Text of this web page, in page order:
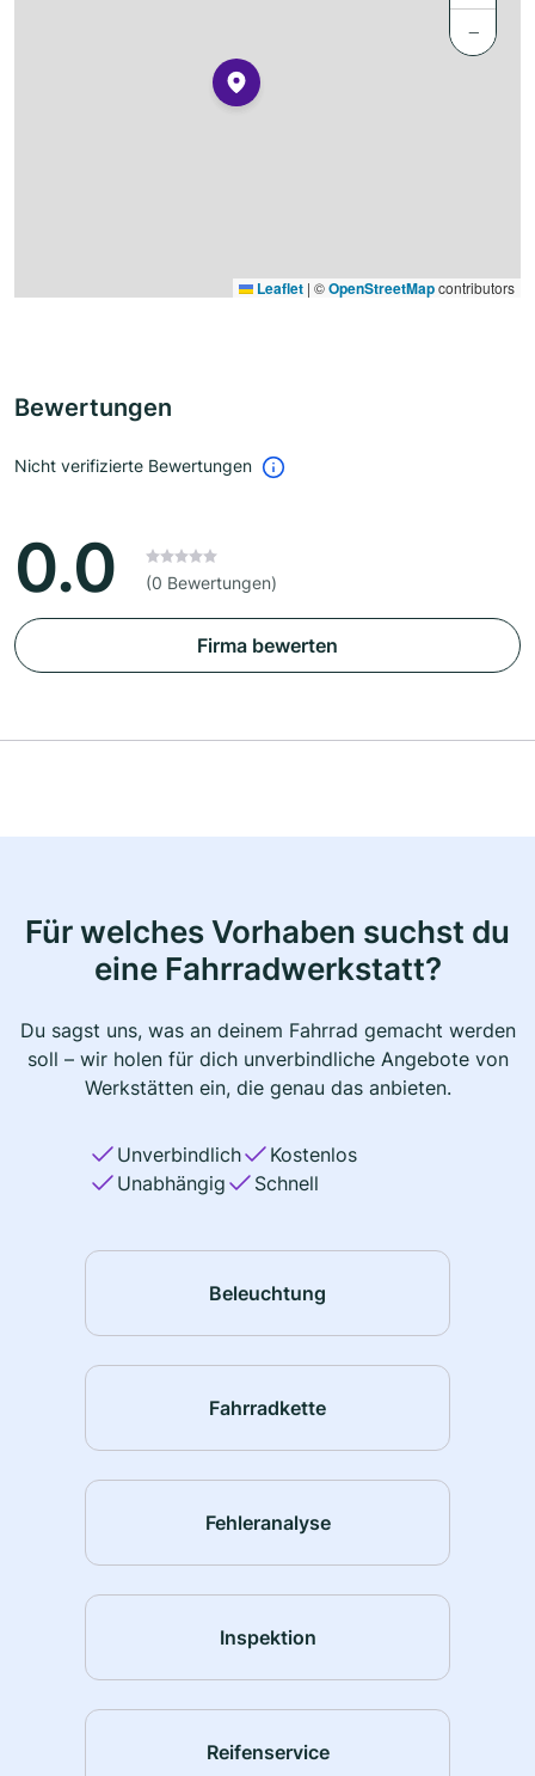
−
Leaflet | ©OpenStreetMapcontributors
Bewertungen
Nicht verifizierte Bewertungen
0.0 (0 Bewertungen)
Firma bewerten
Für welches Vorhaben suchst du
eine Fahrradwerkstatt?
Du sagst uns, was an deinem Fahrrad gemacht werden
soll – wir holen für dich unverbindliche Angebote von
Werkstätten ein, die genau das anbieten.
Unverbindlich
Kostenlos
Unabhängig
Schnell
Beleuchtung
Fahrradkette
Fehleranalyse
Inspektion
Reifenservice